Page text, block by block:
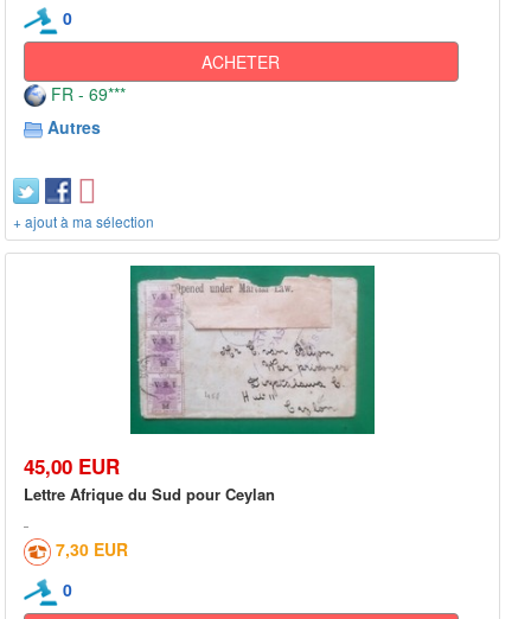
0
ACHETER
FR - 69***
Autres
+ ajout à ma sélection
45,00 EUR
Lettre Afrique du Sud pour Ceylan
7,30 EUR
0